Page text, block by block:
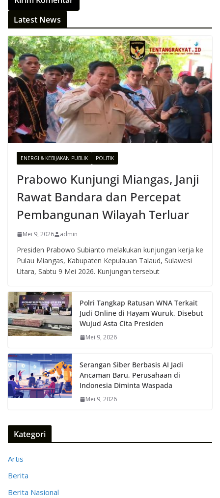
Latest News
ENERGI & KEBIJAKAN PUBLIK POLITIK
Prabowo Kunjungi Miangas, Janji
Rawat Bandara dan Percepat
Pembangunan Wilayah Terluar
Mei 9, 2026 admin
Presiden Prabowo Subianto melakukan kunjungan kerja ke
Pulau Miangas, Kabupaten Kepulauan Talaud, Sulawesi
Utara, Sabtu 9 Mei 2026. Kunjungan tersebut
Polri Tangkap Ratusan WNA Terkait
Judi Online di Hayam Wuruk, Disebut
Wujud Asta Cita Presiden
Mei 9, 2026
Serangan Siber Berbasis AI Jadi
Ancaman Baru, Perusahaan di
Indonesia Diminta Waspada
Mei 9, 2026
Kategori
Artis
Berita
Berita Nasional